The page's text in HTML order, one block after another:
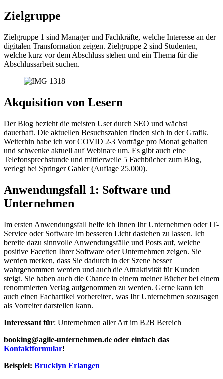
Zielgruppe
Zielgruppe 1 sind Manager und Fachkräfte, welche Interesse an der
digitalen Transformation zeigen. Zielgruppe 2 sind Studenten,
welche kurz vor dem Abschluss stehen und ein Thema für die
Abschlussarbeit suchen.
Akquisition von Lesern
Der Blog bezieht die meisten User durch SEO und wächst
dauerhaft. Die aktuellen Besuchszahlen finden sich in der Grafik.
Weiterhin habe ich vor COVID 2-3 Vorträge pro Monat gehalten
und schwenke aktuell auf Webinare um. Es gibt auch eine
Telefonsprechstunde und mittlerweile 5 Fachbücher zum Blog,
verlegt bei Springer Gabler (Auflage 25.000).
Anwendungsfall 1: Software und
Unternehmen
Im ersten Anwendungsfall helfe ich Ihnen Ihr Unternehmen oder IT-
Service oder Software im besseren Licht dastehen zu lassen. Ich
bereite dazu sinnvolle Anwendungsfälle und Posts auf, welche
positive Facetten Ihrer Software oder Unternehmen zeigen. Sie
werden merken, dass Sie dadurch in der Szene besser
wahrgenommen werden und auch die Attraktivität für Kunden
steigt. Sie haben auch die Chance in einem meiner Bücher bei einem
renommierten Verlag aufgenommen zu werden. Gerne kann ich
auch einen Fachartikel vorbereiten, was Ihr Unternehmen sozusagen
als Vorreiter darstellen kann.
Interessant für: Unternehmen aller Art im B2B Bereich
booking@agile-unternehmen.de oder einfach das
Kontaktformular!
Beispiel: Brucklyn Erlangen